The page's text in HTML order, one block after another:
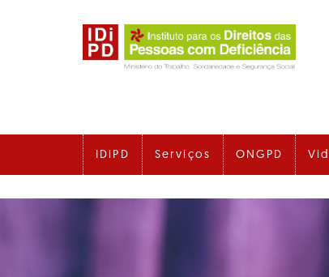
IDiPD Serviços ONGPD